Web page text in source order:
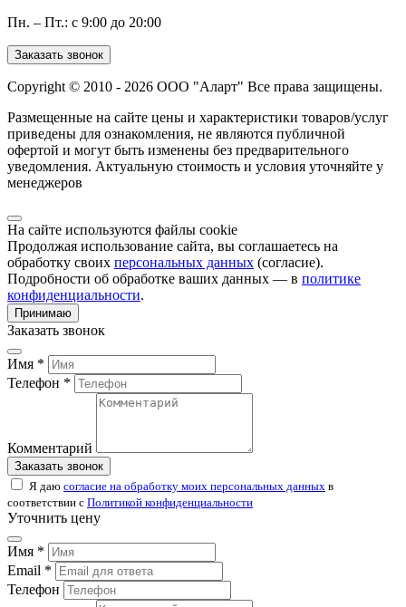
Пн. – Пт.: с 9:00 до 20:00
Заказать звонок
Copyright © 2010 - 2026 ООО "Аларт" Все права защищены.
Размещенные на сайте цены и характеристики товаров/услуг
приведены для ознакомления, не являются публичной
офертой и могут быть изменены без предварительного
уведомления. Актуальную стоимость и условия уточняйте у
менеджеров
На сайте используются файлы cookie
Продолжая использование сайта, вы соглашаетесь на
обработку своих персональных данных (согласие).
Подробности об обработке ваших данных — в политике
конфиденциальности.
Принимаю
Заказать звонок
Имя *
Телефон *
Комментарий
Заказать звонок
Я даю согласие на обработку моих персональных данных в
соответствии с Политикой конфиденциальности
Уточнить цену
Имя *
Email *
Телефон